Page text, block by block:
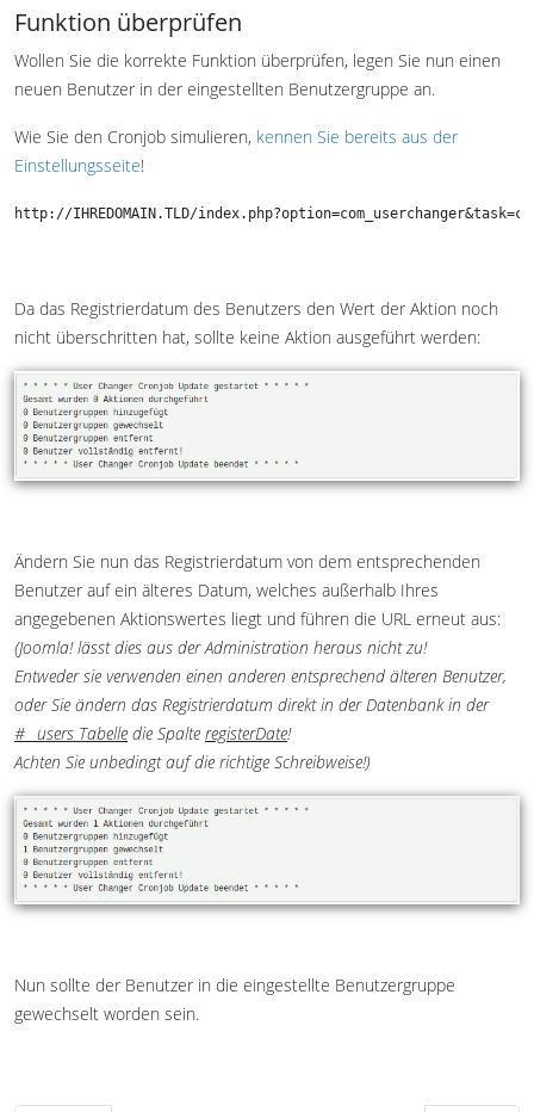
Funktion überprüfen
Wollen Sie die korrekte Funktion überprüfen, legen Sie nun einen
neuen Benutzer in der eingestellten Benutzergruppe an.
Wie Sie den Cronjob simulieren, kennen Sie bereits aus der
Einstellungsseite!
http://IHREDOMAIN.TLD/
Da das Registrierdatum des Benutzers den Wert der Aktion noch
nicht überschritten hat, sollte keine Aktion ausgeführt werden:
Ändern Sie nun das Registrierdatum von dem entsprechenden
Benutzer auf ein älteres Datum, welches außerhalb Ihres
angegebenen Aktionswertes liegt und führen die URL erneut aus:
(Joomla! lässt dies aus der Administration heraus nicht zu!
Entweder sie verwenden einen anderen entsprechend älteren Benutzer,
oder Sie ändern das Registrierdatum direkt in der Datenbank in der
#__users Tabelle die Spalte registerDate!
Achten Sie unbedingt auf die richtige Schreibweise!)
Nun sollte der Benutzer in die eingestellte Benutzergruppe
gewechselt worden sein.